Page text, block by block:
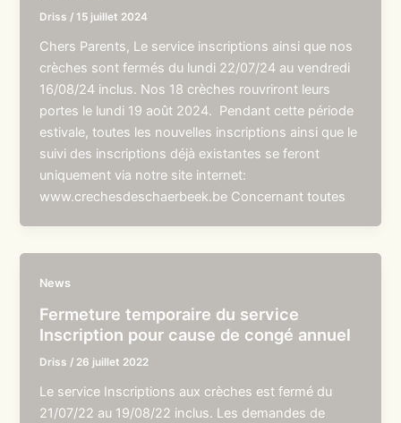
Driss /15 juillet 2024
Chers Parents, Le service inscriptions ainsi que nos
crèches sont fermés du lundi 22/07/24 au vendredi
16/08/24 inclus. Nos 18 crèches rouvriront leurs
portes le lundi 19 août 2024. Pendant cette période
estivale, toutes les nouvelles inscriptions ainsi que le
suivi des inscriptions déjà existantes se feront
uniquement via notre site internet:
www.crechesdeschaerbeek.be Concernant toutes
News
Fermeture temporaire du service
Inscription pour cause de congé annuel
Driss / 26 juillet 2022
Le service Inscriptions aux crèches est fermé du
21/07/22 au 19/08/22 inclus. Les demandes de